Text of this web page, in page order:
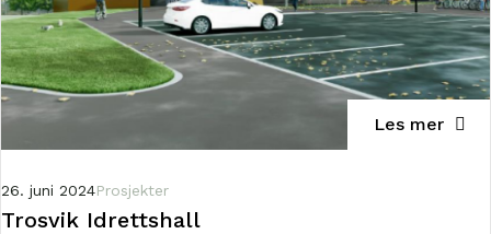
Trosvik Idrettshall
26. juni 2024Prosjekter
Les mer